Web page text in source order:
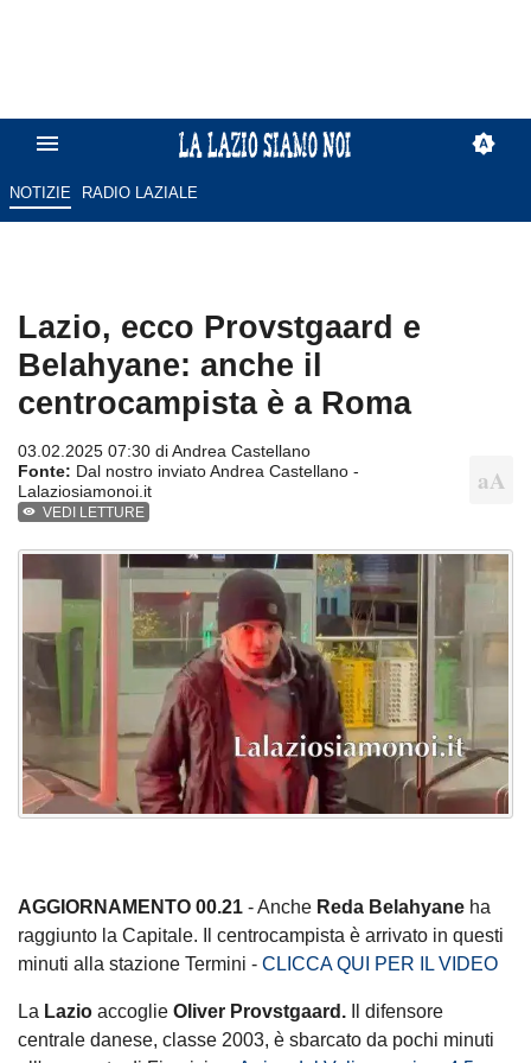
NOTIZIE RADIO LAZIALE
Lazio, ecco Provstgaard e
Belahyane: anche il
centrocampista è a Roma
03.02.2025 07:30 diAndrea Castellano
Fonte: Dal nostro inviato Andrea Castellano -
Lalaziosiamonoi.it
VEDI LETTURE
AGGIORNAMENTO 00.21 - Anche Reda Belahyane ha
raggiunto la Capitale. Il centrocampista è arrivato in questi
minuti alla stazione Termini - CLICCA QUI PER IL VIDEO
La Lazio accoglie Oliver Provstgaard. Il difensore
centrale danese, classe 2003, è sbarcato da pochi minuti